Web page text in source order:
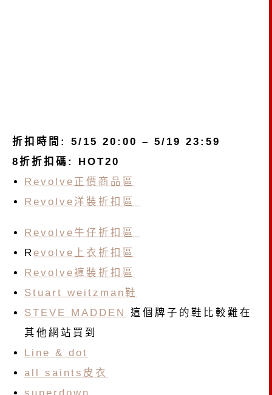
折扣時間: 5/15 20:00 – 5/19 23:59
8折折扣碼: HOT20
Revolve正價商品區
Revolve洋裝折扣區
Revolve牛仔折扣區
R evolve上衣折扣區
Revolve褲裝折扣區
Stuart weitzman鞋
STEVE MADDEN
這個牌子的鞋比較難在
其他網站買到
Line & dot
all saints皮衣